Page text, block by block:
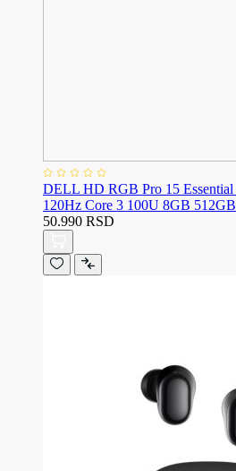
DELL HD RGB Pro 15
120Hz Core 3 100U 8GB
50.990 RSD